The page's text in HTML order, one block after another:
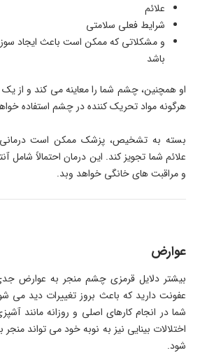
علائم
شرایط فعلی سلامتی
و مشکلاتی که ممکن است باعث ایجاد
باشد
او همچنین، چشم شما را معاینه می کند و از
هرگونه مواد تحریک کننده در چشم استفاده
بسته به تشخیص، پزشک ممکن است
علائم شما تجویز کند. این درمان احتمالاً
و مراقبت های خانگی خواهد وبد.
عوارض
بیشتر دلایل قرمزی چشم منجر به عوارض
عفونت دارید که باعث بروز تغییرات دید می
شما در انجام کارهای اصلی و روزانه مانند
اختلالات بینایی نیز به نوبه خود می تواند
شود.